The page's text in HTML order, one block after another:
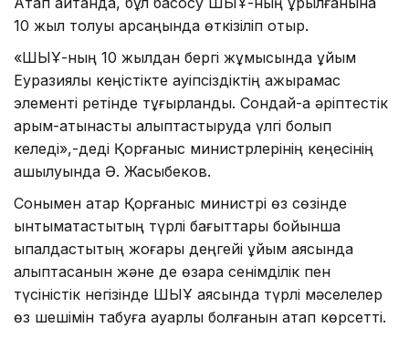
10 жыл толуы қарсаңында өткізіліп отыр.
«ШЫҰ-ның 10 жылдан бергі жұмысында ұйым
Еуразиялық кеңістікте қауіпсіздіктің ажырамас
элементі ретінде тұғырланды. Сондай-ақ әріптестік
қарым-қатынасты қалыптастыруда үлгі болып
келеді»,-деді Қорғаныс министрлерінің кеңесінің
ашылуында Ә. Жақсыбеков.
Сонымен қатар Қорғаныс министрі өз сөзінде
ынтымақтастықтың түрлі бағыттары бойынша
ықпалдастықтың жоғары деңгейі ұйым аясында
қалыптасқанын және де өзара сенімділік пен
түсіністік негізінде ШЫҰ аясында түрлі мәселелер
өз шешімін табуға қауқарлы болғанын атап көрсетті.